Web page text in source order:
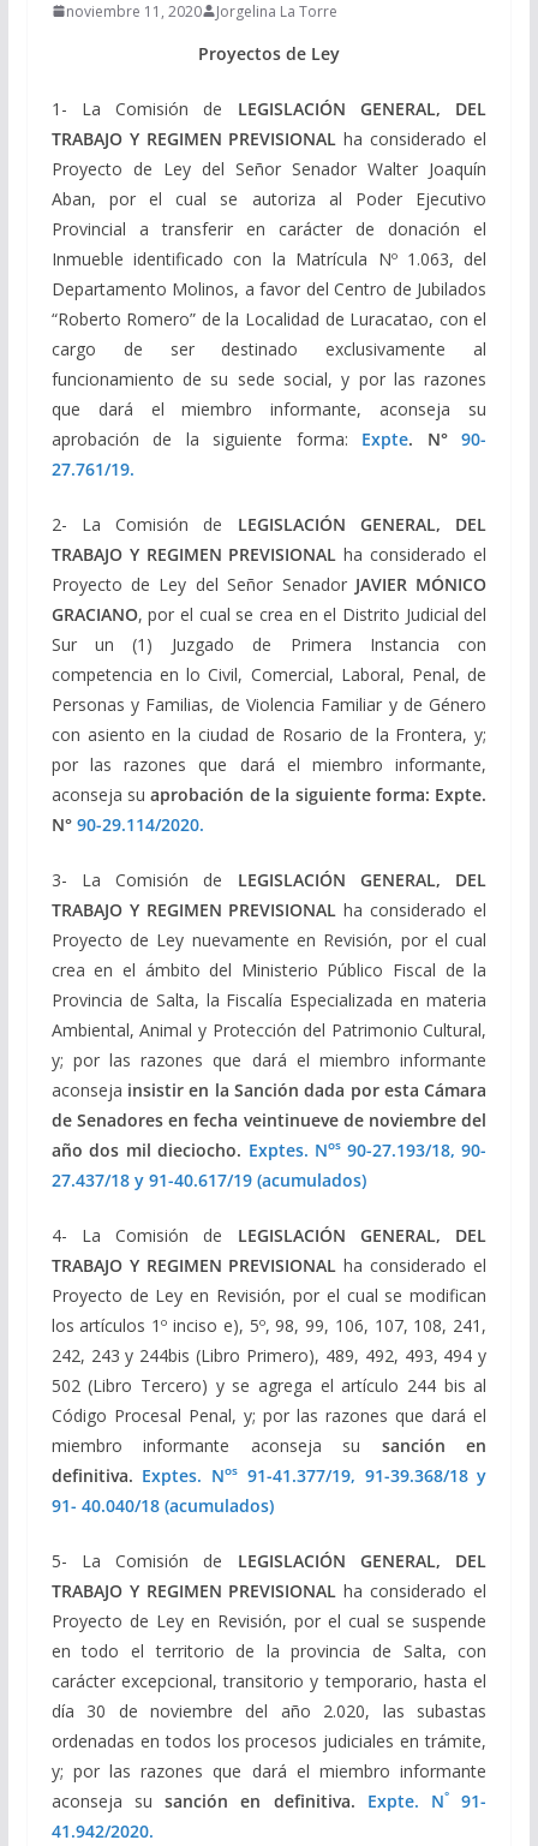
noviembre 11, 2020 Jorgelina La Torre
Proyectos de Ley
1- La Comisión de LEGISLACIÓN GENERAL, DEL
TRABAJO Y REGIMEN PREVISIONAL ha considerado el
Proyecto de Ley del Señor Senador Walter Joaquín
Aban, por el cual se autoriza al Poder Ejecutivo
Provincial a transferir en carácter de donación el
Inmueble identificado con la Matrícula Nº 1.063, del
Departamento Molinos, a favor del Centro de Jubilados
“Roberto Romero” de la Localidad de Luracatao, con el
cargo de ser destinado exclusivamente al
funcionamiento de su sede social, y por las razones
que dará el miembro informante, aconseja su
aprobación de la siguiente forma: Expte. N°90-
27.761/19.
2- La Comisión de LEGISLACIÓN GENERAL, DEL
TRABAJO Y REGIMEN PREVISIONAL ha considerado el
Proyecto de Ley del Señor Senador JAVIER MÓNICO
GRACIANO, por el cual se crea en el Distrito Judicial del
Sur un (1) Juzgado de Primera Instancia con
competencia en lo Civil, Comercial, Laboral, Penal, de
Personas y Familias, de Violencia Familiar y de Género
con asiento en la ciudad de Rosario de la Frontera, y;
por las razones que dará el miembro informante,
aconseja suaprobación de la siguiente forma: Expte.
N° 90-29.114/2020.
3- La Comisión de LEGISLACIÓN GENERAL, DEL
TRABAJO Y REGIMEN PREVISIONAL ha considerado el
Proyecto de Ley nuevamente en Revisión, por el cual
crea en el ámbito del Ministerio Público Fiscal de la
Provincia de Salta, la Fiscalía Especializada en materia
Ambiental, Animal y Protección del Patrimonio Cultural,
y; por las razones que dará el miembro informante
aconseja insistir en la Sanción dada por esta Cámara
de Senadores en fecha veintinueve de noviembre del
año dos mil dieciocho. Exptes. Nos 90-27.193/18, 90-
27.437/18 y 91-40.617/19 (acumulados)
4- La Comisión de LEGISLACIÓN GENERAL, DEL
TRABAJO Y REGIMEN PREVISIONAL ha considerado el
Proyecto de Ley en Revisión, por el cual se modifican
los artículos 1º inciso e), 5º, 98, 99, 106, 107, 108, 241,
242, 243 y 244bis (Libro Primero), 489, 492, 493, 494 y
502 (Libro Tercero) y se agrega el artículo 244 bis al
Código Procesal Penal, y; por las razones que dará el
miembro informante aconseja su sanción en
definitiva. Exptes. Nos 91-41.377/19, 91-39.368/18 y
91- 40.040/18 (acumulados)
5- La Comisión de LEGISLACIÓN GENERAL, DEL
TRABAJO Y REGIMEN PREVISIONAL ha considerado el
Proyecto de Ley en Revisión, por el cual se suspende
en todo el territorio de la provincia de Salta, con
carácter excepcional, transitorio y temporario, hasta el
día 30 de noviembre del año 2.020, las subastas
ordenadas en todos los procesos judiciales en trámite,
y; por las razones que dará el miembro informante
aconseja susanción en definitiva. Expte. N°
91-
41.942/2020.